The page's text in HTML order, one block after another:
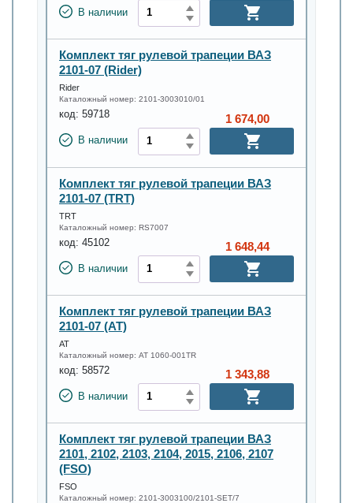
В наличии
Комплект тяг рулевой трапеции ВАЗ
2101-07 (Rider)
Rider
Каталожный номер: 2101-3003010/01
код: 59718
В наличии
1 674,00
Комплект тяг рулевой трапеции ВАЗ
2101-07 (TRT)
TRT
Каталожный номер: RS7007
код: 45102
В наличии
1 648,44
Комплект тяг рулевой трапеции ВАЗ
2101-07 (АТ)
АТ
Каталожный номер: AT 1060-001TR
код: 58572
В наличии
1 343,88
Комплект тяг рулевой трапеции ВАЗ
2101, 2102, 2103, 2104, 2015, 2106, 2107
(FSO)
FSO
Каталожный номер: 2101-3003100/2101-SET/7